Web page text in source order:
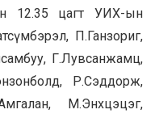
12.35 цагт УИХ-ын
П.Ганзориг,
Г.Лувсанжамц,
Р.Сэддорж,
М.Энхцэцэг,